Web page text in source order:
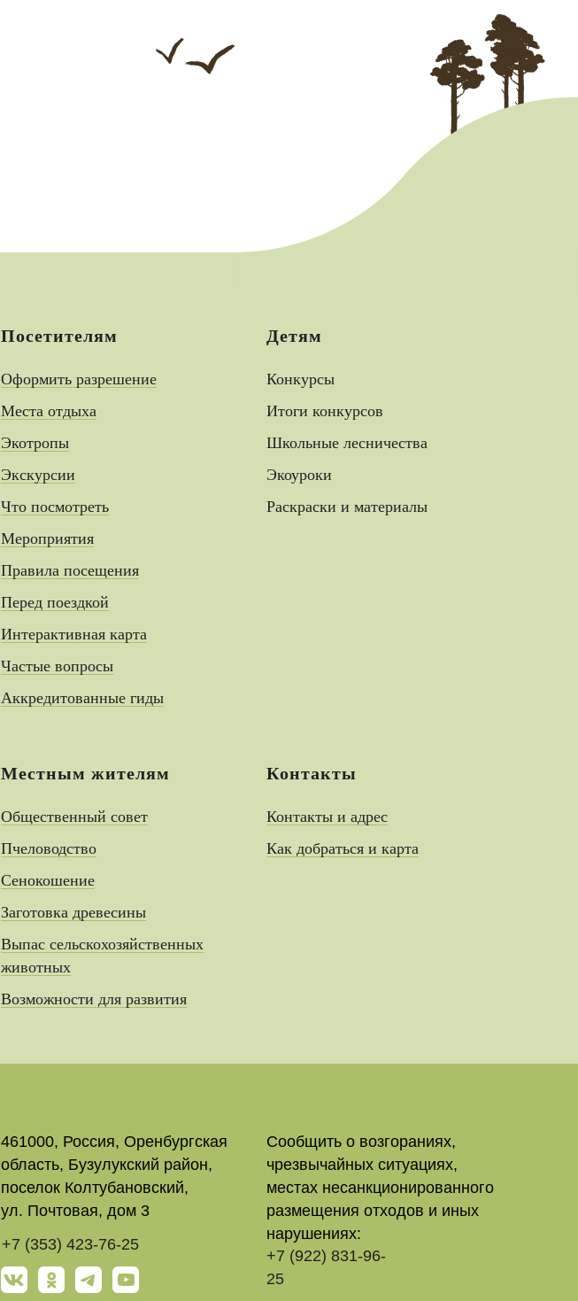
Посетителям
Оформить разрешение
Места отдыха
Экотропы
Экскурсии
Что посмотреть
Мероприятия
Правила посещения
Перед поездкой
Интерактивная карта
Частые вопросы
Аккредитованные гиды
Детям
Конкурсы
Итоги конкурсов
Школьные лесничества
Экоуроки
Раскраски и материалы
Местным жителям
Общественный совет
Пчеловодство
Сенокошение
Заготовка древесины
Выпас сельскохозяйственных
животных
Возможности для развития
Контакты
Контакты и адрес
Как добраться и карта
+7 (353) 423-76-25
+7 (922) 831-96-
25
461000, Россия, Оренбургская
область, Бузулукский район,
поселок Колтубановский,
ул. Почтовая, дом 3
Сообщить о возгораниях,
чрезвычайных ситуациях,
местах несанкционированного
размещения отходов и иных
нарушениях: